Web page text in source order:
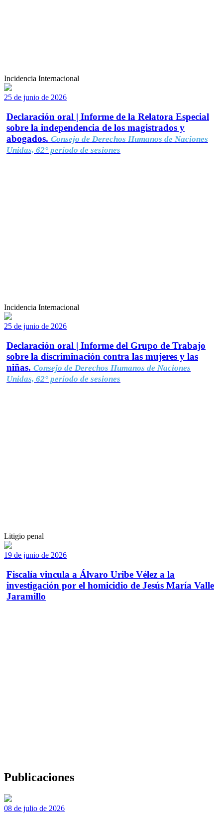
Incidencia Internacional
25 de junio de 2026
Declaración oral | Informe de la Relatora Especial
sobre la independencia de los magistrados y
abogados. Consejo de Derechos Humanos de Naciones
Unidas, 62° período de sesiones
Incidencia Internacional
25 de junio de 2026
Declaración oral | Informe del Grupo de Trabajo
sobre la discriminación contra las mujeres y las
niñas. Consejo de Derechos Humanos de Naciones
Unidas, 62° período de sesiones
Litigio penal
19 de junio de 2026
Fiscalía vincula a Álvaro Uribe Vélez a la
investigación por el homicidio de Jesús María Valle
Jaramillo
Publicaciones
08 de julio de 2026